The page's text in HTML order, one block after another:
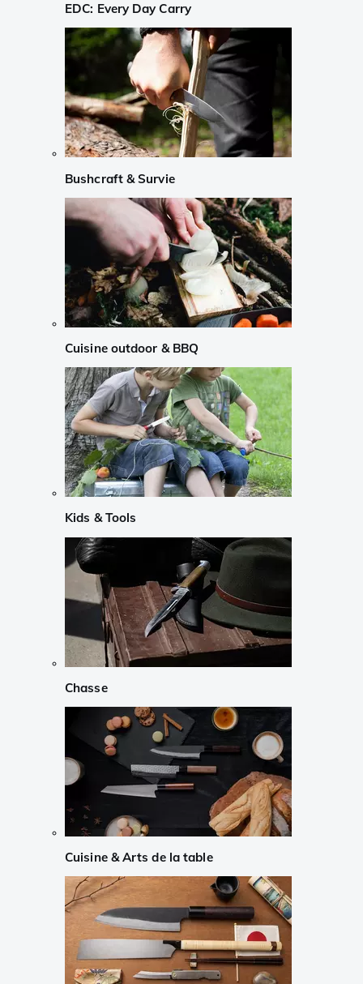
EDC: Every Day Carry
Bushcraft & Survie
Cuisine outdoor & BBQ
Kids & Tools
Chasse
Cuisine & Arts de la table